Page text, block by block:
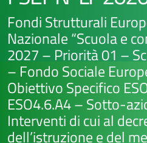
Fondi Strutturali
Nazionale “Scuola e
2027 – Priorità 01 –
– Fondo Sociale
Obiettivo Specifico
ESO4.6.A4 – Sotto-
Interventi di cui al
dell’istruzione e del